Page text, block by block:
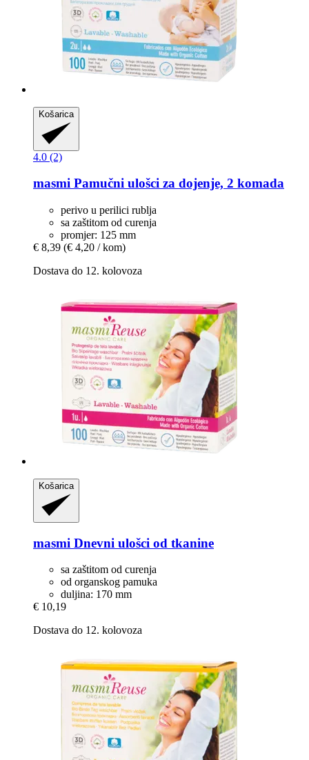
Košarica
4.0 (2)
masmi Pamučni ulošci za dojenje, 2 komada
perivo u perilici rublja
sa zaštitom od curenja
promjer: 125 mm
€ 8,39 (€ 4,20 / kom)
Dostava do 12. kolovoza
Košarica
masmi Dnevni ulošci od tkanine
sa zaštitom od curenja
od organskog pamuka
duljina: 170 mm
€ 10,19
Dostava do 12. kolovoza